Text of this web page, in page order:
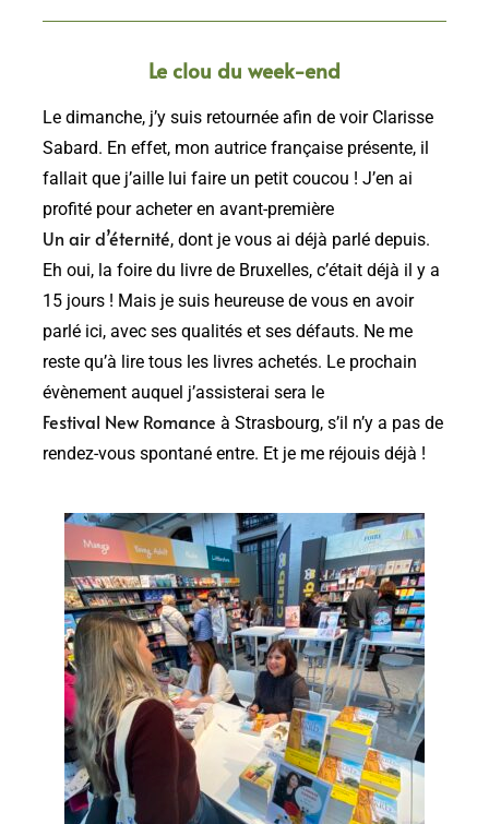
Le clou du week-end
Le dimanche, j’y suis retournée afin de voir Clarisse
Sabard. En effet, mon autrice française présente, il
fallait que j’aille lui faire un petit coucou ! J’en ai
profité pour acheter en avant-première
Un air d’éternité, dont je vous ai déjà parlé depuis.
Eh oui, la foire du livre de Bruxelles, c’était déjà il y a
15 jours ! Mais je suis heureuse de vous en avoir
parlé ici, avec ses qualités et ses défauts. Ne me
reste qu’à lire tous les livres achetés. Le prochain
évènement auquel j’assisterai sera le
Festival New Romance à Strasbourg, s’il n’y a pas de
rendez-vous spontané entre. Et je me réjouis déjà !